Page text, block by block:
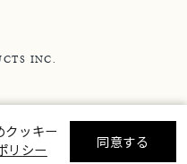
INC.
クッキー
リシー
同意する